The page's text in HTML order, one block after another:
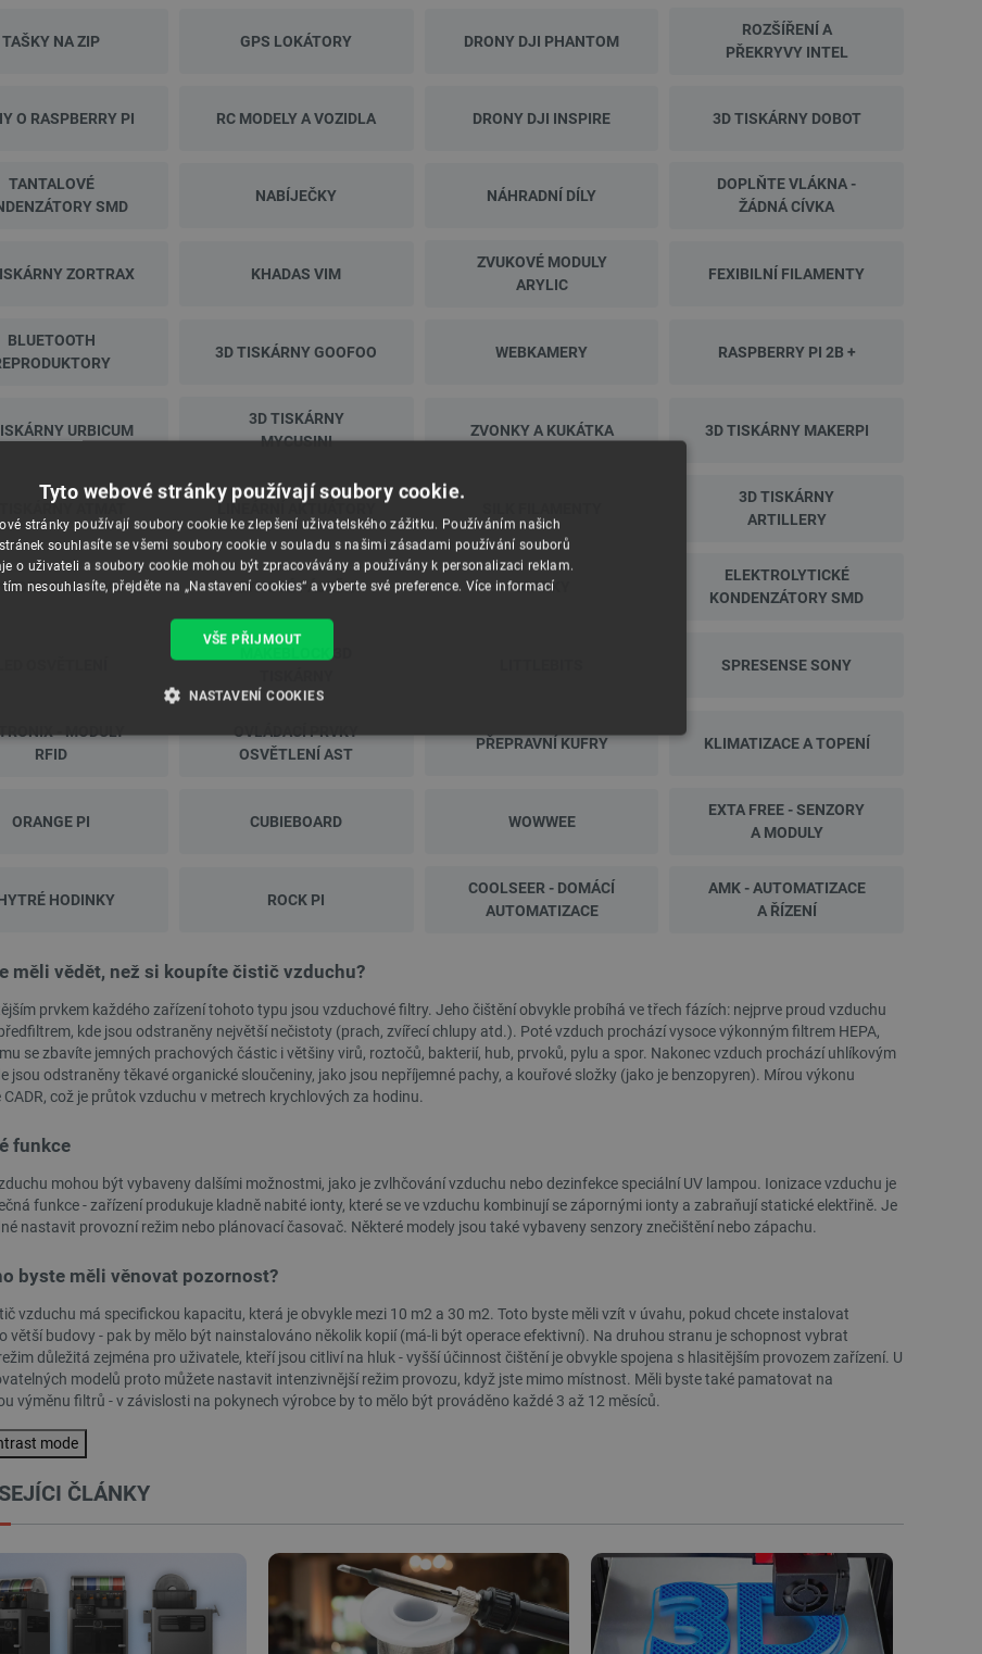
TAŠKY NA ZIP GPS LOKÁTORY DRONY DJI PHANTOM
ROZŠÍŘENÍ A
PŘEKRYVY INTEL
O RASPBERRY PI RC MODELY A VOZIDLA DRONY DJI INSPIRE 3D TISKÁRNY DOBOT
TANTALOVÉ
SMD
NABÍJEČKY NÁHRADNÍ DÍLY
DOPLŇTE VLÁKNA -
ŽÁDNÁ CÍVKA
ZORTRAX KHADAS VIM
ZVUKOVÉ MODULY
ARYLIC
FEXIBILNÍ FILAMENTY
BLUETOOTH
3D TISKÁRNY GOOFOO WEBKAMERY RASPBERRY PI 2B +
URBICUM
3D TISKÁRNY
MYCUSINI
ZVONKY A KUKÁTKA 3D TISKÁRNY MAKERPI
TISKÁRNY ATMAT LINEÁRNÍ AKTUÁTORY
3D TISKÁRNY
ARTILLERY
A ALARMY PLYNOVÉ PÁJEČKY SPARKY
ELEKTROLYTICKÉ
KONDENZÁTORY SMD
MAKEBLOCK 3D
SPRESENSE SONY
- MODULY
RFID
OVLÁDACÍ PRVKY
OSVĚTLENÍ AST
PŘEPRAVNÍ KUFRY KLIMATIZACE A TOPENÍ
ORANGE PI CUBIEBOARD WOWWEE
EXTA FREE - SENZORY
A MODULY
HODINKY ROCK PI
COOLSEER - DOMÁCÍ
AUTOMATIZACE
AMK - AUTOMATIZACE
A ŘÍZENÍ
měli vědět, než si koupíte čistič vzduchu?
prvkem každého zařízení tohoto typu jsou vzduchové filtry. Jeho čištění obvykle probíhá ve třech fázích: nejprve proud vzduchu
kde jsou odstraněny největší nečistoty (prach, zvířecí chlupy atd.). Poté vzduch prochází vysoce výkonným filtrem HEPA,
se zbavíte jemných prachových částic i většiny virů, roztočů, bakterií, hub, prvoků, pylu a spor. Nakonec vzduch prochází uhlíkovým
jsou odstraněny těkavé organické sloučeniny, jako jsou nepříjemné pachy, a kouřové složky (jako je benzopyren). Mírou výkonu
CADR, což je průtok vzduchu v metrech krychlových za hodinu.
funkce
mohou být vybaveny dalšími možnostmi, jako je zvlhčování vzduchu nebo dezinfekce speciální UV lampou. Ionizace vzduchu je
funkce - zařízení produkuje kladně nabité ionty, které se ve vzduchu kombinují se zápornými ionty a zabraňují statické elektřině. Je
nastavit provozní režim nebo plánovací časovač. Některé modely jsou také vybaveny senzory znečištění nebo zápachu.
byste měli věnovat pozornost?
vzduchu má specifickou kapacitu, která je obvykle mezi 10 m2 a 30 m2. Toto byste měli vzít v úvahu, pokud chcete instalovat
větší budovy - pak by mělo být nainstalováno několik kopií (má-li být operace efektivní). Na druhou stranu je schopnost vybrat
důležitá zejména pro uživatele, kteří jsou citliví na hluk - vyšší účinnost čištění je obvykle spojena s hlasitějším provozem zařízení. U
modelů proto můžete nastavit intenzivnější režim provozu, když jste mimo místnost. Měli byste také pamatovat na
výměnu filtrů - v závislosti na pokynech výrobce by to mělo být prováděno každé 3 až 12 měsíců.
mode
ČLÁNKY
Tyto webové stránky používají soubory cookie.
stránky používají soubory cookie ke zlepšení uživatelského zážitku. Používáním našich
souhlasíte se všemi soubory cookie v souladu s našimi zásadami používání souborů
o uživateli a soubory cookie mohou být zpracovávány a používány k personalizaci reklam.
nesouhlasíte, přejděte na „Nastavení cookies“ a vyberte své preference. Více informací
VŠE PŘIJMOUT
NASTAVENÍ COOKIES
VÝKONOVÉ SOUBORY
Nezbytně nutné soubory Výkonové soubory Soubory cílení Funkční soubory
Doména
.botland.cz
4 týdny 2
dny
Tento cookie se používá k jedinečné identifikaci zařízení, která mají přístup k
webové stránce, aby sledovala používání a zlepšila uživatelskou zkušenost.
Cloudflare Inc.
.heureka.group
29 minut
58 sekund
Tento soubor cookie se používá k rozlišení mezi lidmi a roboty. To je pro web
přínosné, aby bylo možné podávat platné zprávy o používání jejich webových
.botland.cz
YouTube
.youtube.com
5 měsíců
4 týdny
Tento soubor cookie slouží k ukládání souhlasu uživatele a volby soukromí
pro jejich interakci s webem. Zaznamenává údaje o souhlasu návštěvníka s
různými zásadami ochrany osobních údajů a nastavením, které zajistí, že
jejich preference budou v budoucích sezeních respektovány.
.botland.cz
2 týdny 6
dní
Tento soubor cookie je nutný pro provoz obchodu založeného na enginu
PrestaShop.
botland.cz
Zavřením
prohlížeče
Tento soubor cookie se používá k uložení vašich preferencí, jak se produkty
zobrazují.
botland.cz
9 minut
54 sekund
Tento soubor cookie se používá k zajištění toho, aby se obsah nákupního
košíku neměnil při procházení různých stránek obchodu nebo při opuštění
obchodu a jeho pozdějším návratu.
botland.cz
Cloudflare Inc.
.bambulab.com
přínosné, aby bylo možné podávat platné zprávy o používání jejich webových
.botland.cz 1 rok
Tento soubor cookie se používá k uložení vašeho souhlasu s používáním
souborů cookie na webových stránkách, čímž je zajištěn soulad se
zákonnými požadavky na získání souhlasu pro určité kategorie souborů
Google